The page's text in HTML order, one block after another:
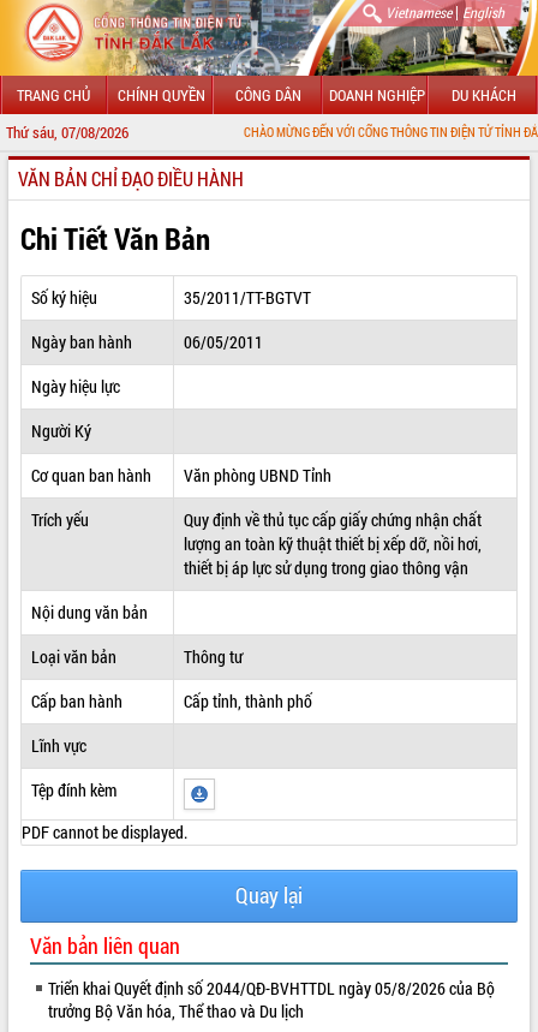
Vietnamese| English
TRANG CHỦ CHÍNH QUYỀN CÔNG DÂN DOANH NGHIỆP DU KHÁCH
Thứ sáu, 07/08/2026 CHÀO MỪNG ĐẾN VỚI CỔNG THÔNG TIN ĐIỆN TỬ TỈNH ĐẮK LẮK
GIỚI THIỆU
LÃNH ĐẠO UBND TỈNH
TIN TỨC SỰ KIỆN
SỞ, BAN, NGÀNH
THÔNG TIN CHỈ ĐẠO ĐIỀU HÀNH
HỆ THỐNG VĂN BẢN
VĂN BẢN HĐND TỈNH
QUY HOẠCH - KẾ HOẠCH
VĂN BẢN CHỈ ĐẠO ĐIỀU HÀNH
Chi Tiết Văn Bản
Số ký hiệu
35/2011/TT-BGTVT
Ngày ban hành
06/05/2011
Ngày hiệu lực
Người Ký
Cơ quan ban hành
Văn phòng UBND Tỉnh
Trích yếu
Quy định về thủ tục cấp giấy chứng nhận chất
lượng an toàn kỹ thuật thiết bị xếp dỡ, nồi hơi,
thiết bị áp lực sử dụng trong giao thông vận
Nội dung văn bản
Loại văn bản
Thông tư
Cấp ban hành
Cấp tỉnh, thành phố
Lĩnh vực
Tệp đính kèm
PDF cannot be displayed.
Quay lại
Văn bản liên quan
Triển khai Quyết định số 2044/QĐ-BVHTTDL ngày 05/8/2026 của Bộ
trưởng Bộ Văn hóa, Thể thao và Du lịch